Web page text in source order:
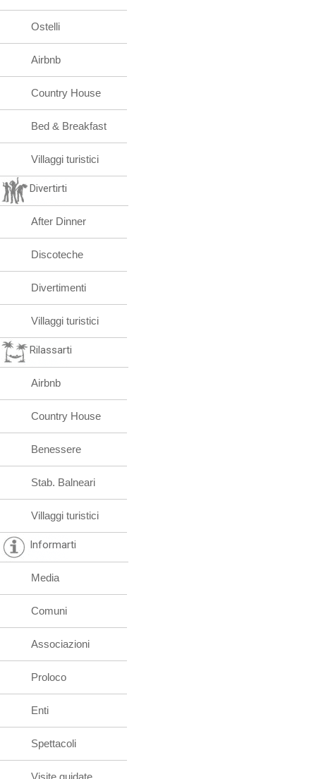
Ostelli
Airbnb
Country House
Bed & Breakfast
Villaggi turistici
Divertirti
After Dinner
Discoteche
Divertimenti
Villaggi turistici
Rilassarti
Airbnb
Country House
Benessere
Stab. Balneari
Villaggi turistici
Informarti
Media
Comuni
Associazioni
Proloco
Enti
Spettacoli
Visite guidate